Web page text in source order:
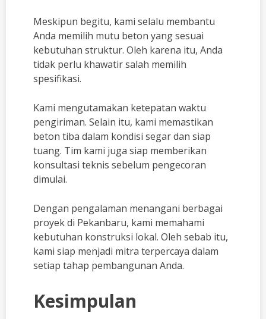
Meskipun begitu, kami selalu membantu
Anda memilih mutu beton yang sesuai
kebutuhan struktur. Oleh karena itu, Anda
tidak perlu khawatir salah memilih
spesifikasi.
Kami mengutamakan ketepatan waktu
pengiriman. Selain itu, kami memastikan
beton tiba dalam kondisi segar dan siap
tuang. Tim kami juga siap memberikan
konsultasi teknis sebelum pengecoran
dimulai.
Dengan pengalaman menangani berbagai
proyek di Pekanbaru, kami memahami
kebutuhan konstruksi lokal. Oleh sebab itu,
kami siap menjadi mitra terpercaya dalam
setiap tahap pembangunan Anda.
Kesimpulan